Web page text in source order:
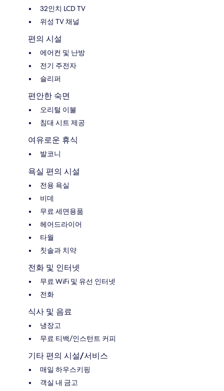
32인치 LCD TV
위성 TV 채널
편의 시설
에어컨 및 난방
전기 주전자
슬리퍼
편안한 숙면
오리털 이불
침대 시트 제공
여유로운 휴식
발코니
욕실 편의 시설
전용 욕실
비데
무료 세면용품
헤어드라이어
타월
칫솔과 치약
전화 및 인터넷
무료 WiFi 및 유선 인터넷
전화
식사 및 음료
냉장고
무료 티백/인스턴트 커피
기타 편의 시설/서비스
매일 하우스키핑
객실 내 금고